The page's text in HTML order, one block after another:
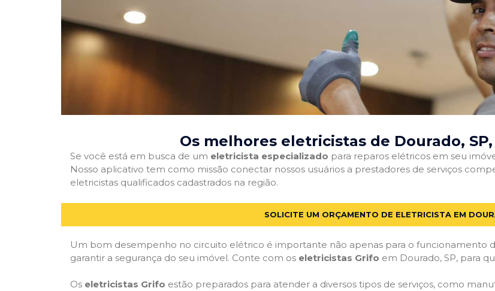
Os melhores eletricistas de Dourado, SP
Se você está em busca de um eletricista especializado para reparos elétricos em seu
Nosso aplicativo tem como missão conectar nossos usuários a prestadores de serviços
eletricistas qualificados cadastrados na região.
SOLICITE UM ORÇAMENTO DE ELETRICISTA EM
Um bom desempenho no circuito elétrico é importante não apenas para o funcionamento
garantir a segurança do seu imóvel. Conte com os eletricistas Grifo em Dourado, SP, para
Os eletricistas Grifo estão preparados para atender a diversos tipos de serviços, como